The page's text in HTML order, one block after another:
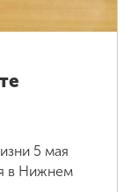
5 мая
в Нижнем